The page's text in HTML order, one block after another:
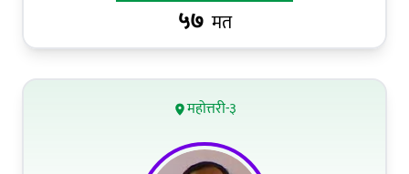
५७ मत
महोत्तरी-३